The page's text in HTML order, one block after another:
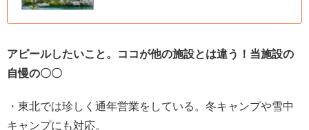
アピールしたいこと。ココが他の施設とは違う！当施設の
自慢の〇〇
・東北では珍しく通年営業をしている。冬キャンプや雪中
キャンプにも対応。